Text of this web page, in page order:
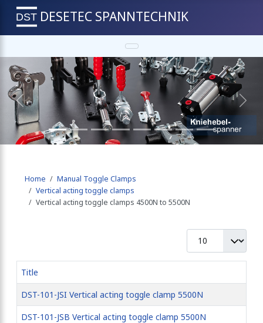
DESETEC SPANNTECHNIK
Previous Next
Home
Manual Toggle Clamps
Vertical acting toggle clamps
Vertical acting toggle clamps 4500N to 5500N
Display #
Title
DST-101-JSI Vertical acting toggle clamp 5500N
DST-101-JSB Vertical acting toggle clamp 5500N